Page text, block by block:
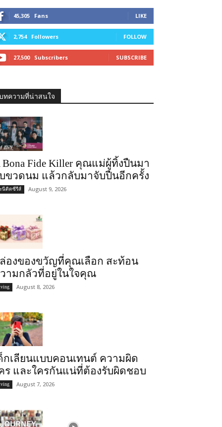
45,305 Fans LIKE
2,754 Followers FOLLOW
27,500 Subscribers SUBSCRIBE
ทความที่น่าสนใจ
Bona Fide Killer คุณแม่ผู้ทิ้งปืนมา
ขวดนม แล้วกลับมาจับปืนอีกครั้ง
นีติดซีรีส์ August 9, 2026
องของขวัญที่คุณเลือก สะท้อน
ามกลัวที่อยู่ในใจคุณ
August 8, 2026
กเลียนแบบคอนเทนต์ ความผิด
ร และใครกันแน่ที่ต้องรับผิดชอบ
August 7, 2026